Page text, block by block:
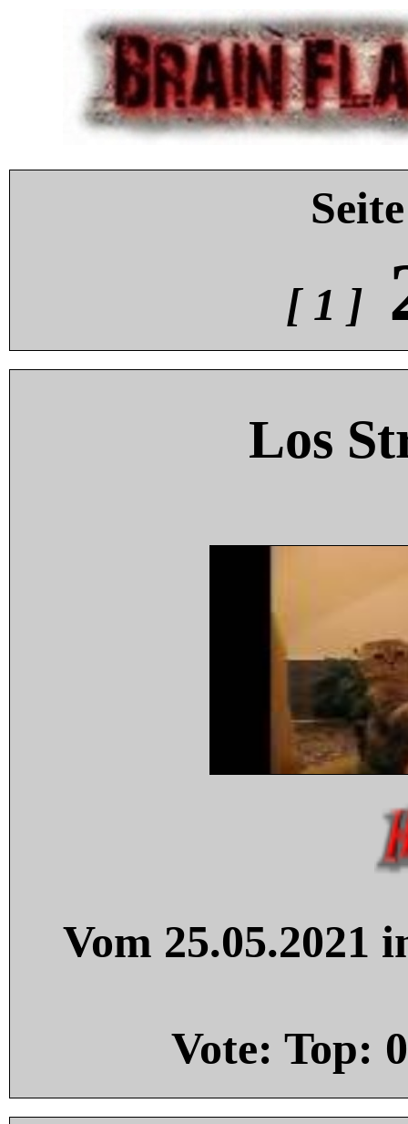
[ 1 ]
Los
Vom 25.05.2021
Vote: Top: 0